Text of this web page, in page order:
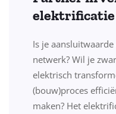
elektrificatie
Is je
netwerk? Wil je
elektrisch
(bouw)proces
maken? Het